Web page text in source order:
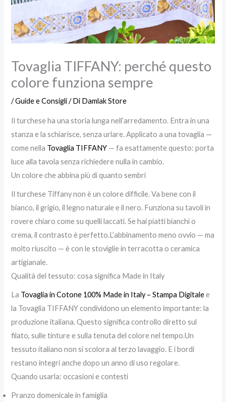
Tovaglia TIFFANY: perché questo
colore funziona sempre
/Guide e Consigli/ Di Damlak Store
Il turchese ha una storia lunga nell’arredamento. Entra in una
stanza e la schiarisce, senza urlare. Applicato a una tovaglia —
come nella Tovaglia TIFFANY — fa esattamente questo: porta
luce alla tavola senza richiedere nulla in cambio.
Un colore che abbina più di quanto sembri
Il turchese Tiffany non è un colore difficile. Va bene con il
bianco, il grigio, il legno naturale e il nero. Funziona su tavoli in
rovere chiaro come su quelli laccati. Se hai piatti bianchi o
crema, il contrasto è perfetto.L’abbinamento meno ovvio — ma
molto riuscito — è con le stoviglie in terracotta o ceramica
artigianale.
Qualità del tessuto: cosa significa Made in Italy
La Tovaglia in Cotone 100% Made in Italy – Stampa Digitalee
la Tovaglia TIFFANY condividono un elemento importante: la
produzione italiana. Questo significa controllo diretto sul
filato, sulle tinture e sulla tenuta del colore nel tempo.Un
tessuto italiano non si scolora al terzo lavaggio. E i bordi
restano integri anche dopo un anno di uso regolare.
Quando usarla: occasioni e contesti
Pranzo domenicale in famiglia